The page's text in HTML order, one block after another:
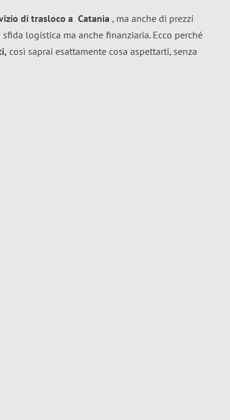
di trasloco a Catania , ma anche di prezzi
logistica ma anche finanziaria. Ecco perché
così saprai esattamente cosa aspettarti, senza